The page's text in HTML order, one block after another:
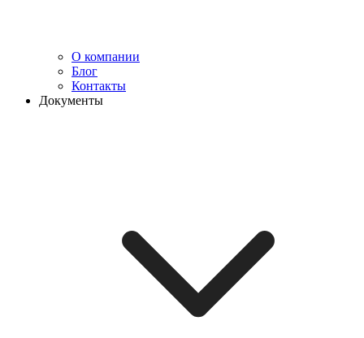
О компании
Блог
Контакты
Документы